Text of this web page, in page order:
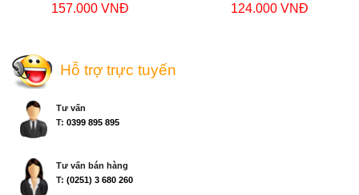
157.000 VNĐ 124.000 VNĐ
Hỗ trợ trực tuyến
Tư vấn
T: 0399 895 895
Tư vấn bán hàng
T: (0251) 3 680 260